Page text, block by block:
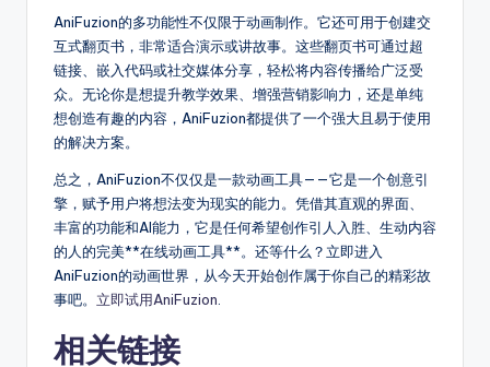
AniFuzion的多功能性不仅限于动画制作。它还可用于创建交
互式翻页书，非常适合演示或讲故事。这些翻页书可通过超
链接、嵌入代码或社交媒体分享，轻松将内容传播给广泛受
众。无论你是想提升教学效果、增强营销影响力，还是单纯
想创造有趣的内容，AniFuzion都提供了一个强大且易于使用
的解决方案。
总之，AniFuzion不仅仅是一款动画工具——它是一个创意引
擎，赋予用户将想法变为现实的能力。凭借其直观的界面、
丰富的功能和AI能力，它是任何希望创作引人入胜、生动内容
的人的完美**在线动画工具**。还等什么？立即进入
AniFuzion的动画世界，从今天开始创作属于你自己的精彩故
事吧。 立即试用AniFuzion
相关链接